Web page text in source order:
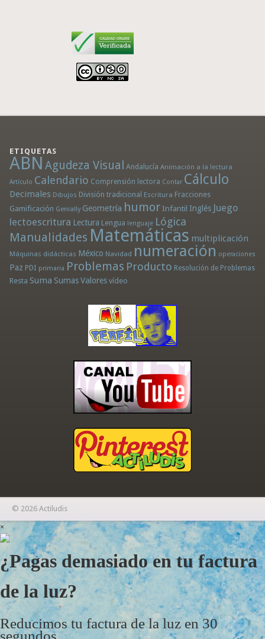
ETIQUETAS
ABN Agudeza Visual Andalucía Animación a la lectura
Artículo Calendario Comprensión lectora Contar Cálculo
Decimales Dibujos División tradicional Escritura Fracciones
Gamificación Genially Geometría humor Infantil Inglés Juego
lectoescritura Lectura Lengua lenguaje Lógica
Manualidades Matemáticas multiplicación
Máquinas didácticas México Navidad numeración operaciones
Paz PDI primaria Problemas Producto Resolución de Problemas
Resta Suma Sumas Valores vídeo
© 2026 Actiludis
×
¿Pagas demasiado en tu factura
de la luz?
Reducimos tu factura de la luz en 30
segundos